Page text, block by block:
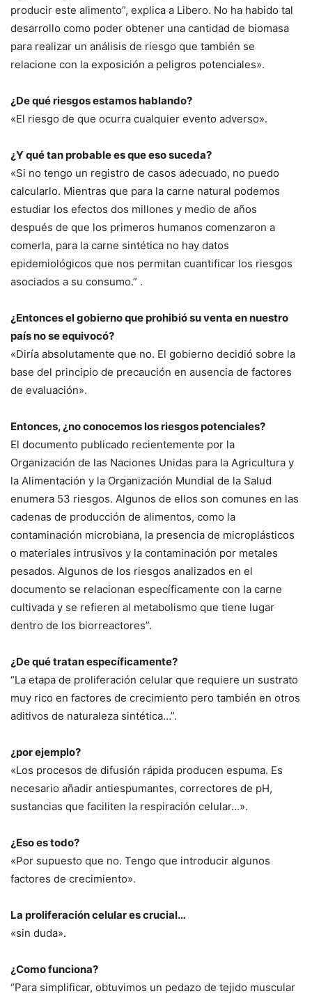
producir este alimento”, explica a Libero. No ha habido tal
desarrollo como poder obtener una cantidad de biomasa
para realizar un análisis de riesgo que también se
relacione con la exposición a peligros potenciales».
¿De qué riesgos estamos hablando?
«El riesgo de que ocurra cualquier evento adverso».
¿Y qué tan probable es que eso suceda?
«Si no tengo un registro de casos adecuado, no puedo
calcularlo. Mientras que para la carne natural podemos
estudiar los efectos dos millones y medio de años
después de que los primeros humanos comenzaron a
comerla, para la carne sintética no hay datos
epidemiológicos que nos permitan cuantificar los riesgos
asociados a su consumo.” .
¿Entonces el gobierno que prohibió su venta en nuestro
país no se equivocó?
«Diría absolutamente que no. El gobierno decidió sobre la
base del principio de precaución en ausencia de factores
de evaluación».
Entonces, ¿no conocemos los riesgos potenciales?
El documento publicado recientemente por la
Organización de las Naciones Unidas para la Agricultura y
la Alimentación y la Organización Mundial de la Salud
enumera 53 riesgos. Algunos de ellos son comunes en las
cadenas de producción de alimentos, como la
contaminación microbiana, la presencia de microplásticos
o materiales intrusivos y la contaminación por metales
pesados. Algunos de los riesgos analizados en el
documento se relacionan específicamente con la carne
cultivada y se refieren al metabolismo que tiene lugar
dentro de los biorreactores”.
¿De qué tratan específicamente?
“La etapa de proliferación celular que requiere un sustrato
muy rico en factores de crecimiento pero también en otros
aditivos de naturaleza sintética…”.
¿por ejemplo?
«Los procesos de difusión rápida producen espuma. Es
necesario añadir antiespumantes, correctores de pH,
sustancias que faciliten la respiración celular…».
¿Eso es todo?
«Por supuesto que no. Tengo que introducir algunos
factores de crecimiento».
La proliferación celular es crucial…
«sin duda».
¿Como funciona?
“Para simplificar, obtuvimos un pedazo de tejido muscular